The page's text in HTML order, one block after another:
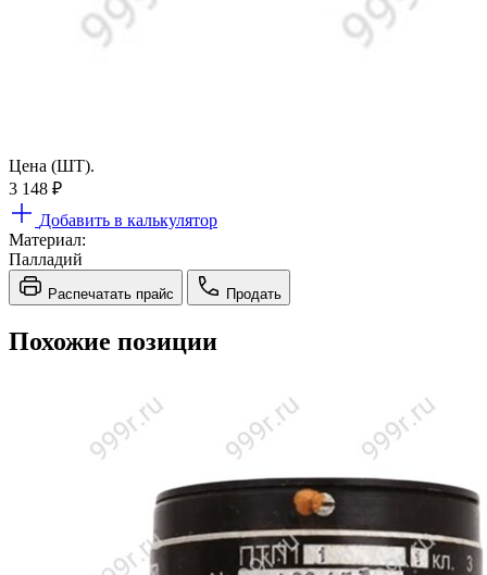
Цена (ШТ).
3 148 ₽
Добавить в калькулятор
Материал:
Палладий
Распечатать прайс Продать
Похожие позиции